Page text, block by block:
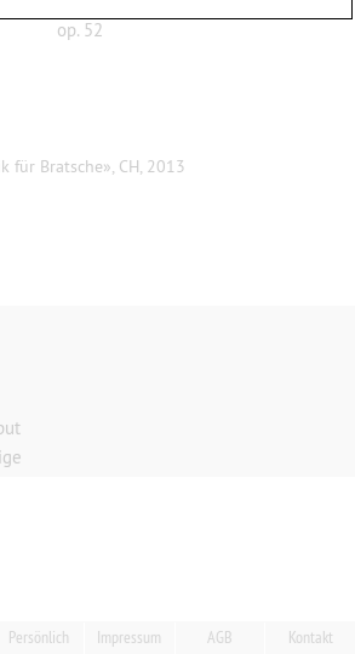
op. 52
für Bratsche», CH, 2013
Persönlich Impressum AGB Kontakt